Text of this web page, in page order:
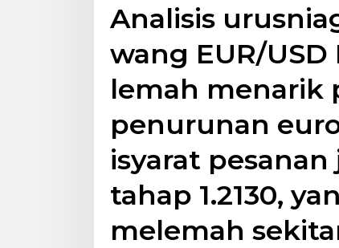
Analisis
wang EUR/
lemah
penurunan
isyarat
tahap 1.2130,
melemah